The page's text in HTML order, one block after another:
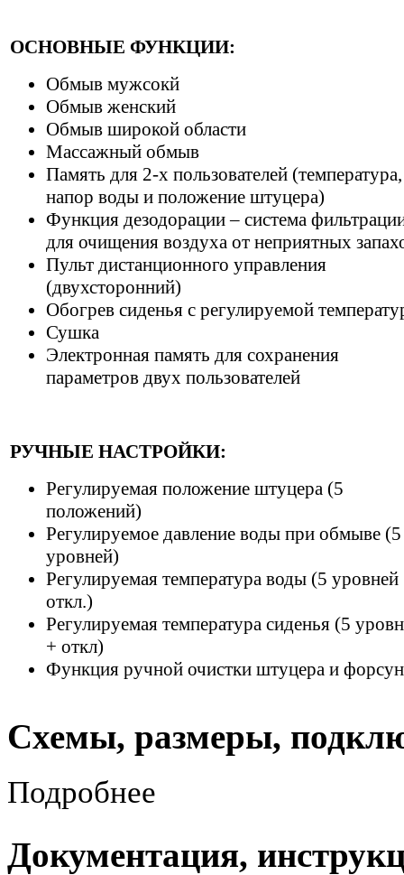
ОСНОВНЫЕ ФУНКЦИИ:
Обмыв мужсокй
Обмыв женский
Обмыв широкой области
Массажный обмыв
Память для 2-х пользователей (температура,
напор воды и положение штуцера)
Функция дезодорации – система
для очищения воздуха от неприятных
Пульт дистанционного управления
(двухсторонний)
Обогрев сиденья с регулируемой
Сушка
Электронная память для сохранения
параметров двух пользователей
РУЧНЫЕ НАСТРОЙКИ:
Регулируемая положение штуцера (5
положений)
Регулируемое давление воды при обмыве (5
уровней)
Регулируемая температура воды (5 уровней
откл.)
Регулируемая температура сиденья (5
+ откл)
Функция ручной очистки штуцера и
Схемы, размеры,
Подробнее
Документация,